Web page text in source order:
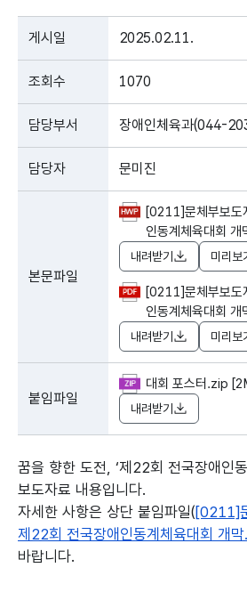
게시일 2025.02.11.
조회수 1070
담당부서 장애인체육과(044-
담당자 문미진
본문파일
[0211]문체부보도
인동계체육대회
내려받기 미리보
[0211]문체부보도
인동계체육대회
내려받기 미리보
붙임파일
대회 포스터.zip
내려받기
꿈을 향한 도전, ‘제22회 전국장애인
보도자료 내용입니다.
자세한 사항은 상단 붙임파일([0211]
제22회 전국장애인동계체육대회 개
바랍니다.